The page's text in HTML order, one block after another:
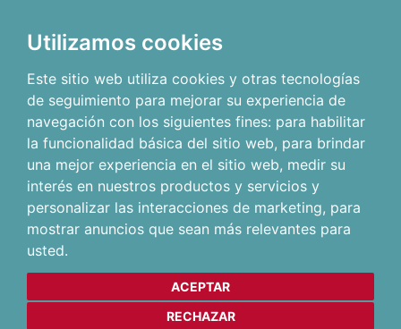
Utilizamos cookies
Este sitio web utiliza cookies y otras tecnologías
de seguimiento para mejorar su experiencia de
navegación con los siguientes fines: para habilitar
la funcionalidad básica del sitio web, para brindar
una mejor experiencia en el sitio web, medir su
interés en nuestros productos y servicios y
personalizar las interacciones de marketing, para
mostrar anuncios que sean más relevantes para
usted.
ACEPTAR
RECHAZAR